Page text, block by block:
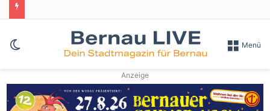
Skin umschalten Menü
Anzeige